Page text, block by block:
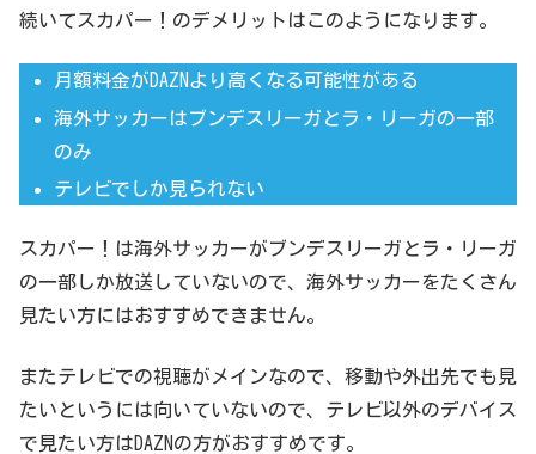
続いてスカパー！のデメリットはこのようになります。
月額料金がDAZNより高くなる可能性がある
海外サッカーはブンデスリーガとラ・リーガの一部
のみ
テレビでしか見られない
スカパー！は海外サッカーがブンデスリーガとラ・リーガ
の一部しか放送していないので、海外サッカーをたくさん
見たい方にはおすすめできません。
またテレビでの視聴がメインなので、移動や外出先でも見
たいというには向いていないので、テレビ以外のデバイス
で見たい方はDAZNの方がおすすめです。